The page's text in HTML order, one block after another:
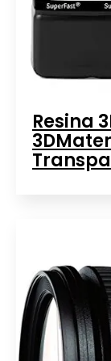
Resina